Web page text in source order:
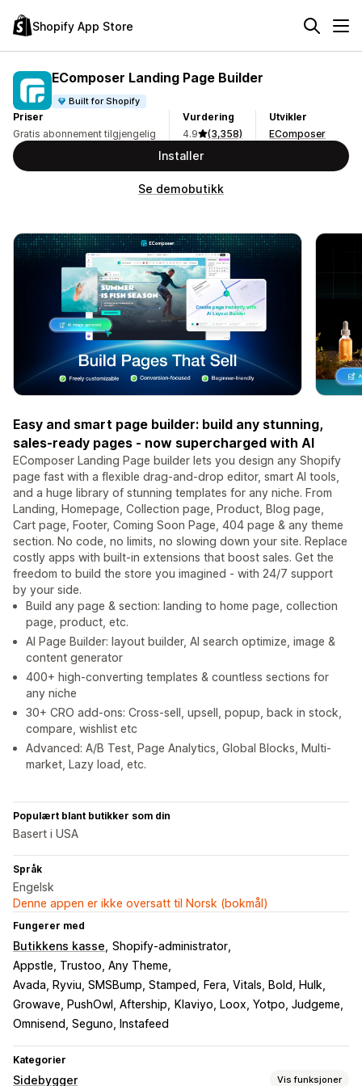
Shopify App Store
EComposer Landing Page Builder
Built for Shopify
Priser
Gratis abonnement tilgjengelig
Vurdering
4.9
(3,358)
Utvikler
EComposer
Installer
Se demobutikk
Easy and smart page builder: build any stunning,
sales-ready pages - now supercharged with AI
EComposer Landing Page builder lets you design any Shopify
page fast with a flexible drag-and-drop editor, smart AI tools,
and a huge library of stunning templates for any niche. From
Landing, Homepage, Collection page, Product, Blog page,
Cart page, Footer, Coming Soon Page, 404 page & any theme
section. No code, no limits, no slowing down your site. Replace
costly apps with built-in extensions that boost sales. Get the
freedom to build the store you imagined - with 24/7 support
by your side.
Build any page & section: landing to home page, collection
page, product, etc.
AI Page Builder: layout builder, AI search optimize, image &
content generator
400+ high-converting templates & countless sections for
any niche
30+ CRO add-ons: Cross-sell, upsell, popup, back in stock,
compare, wishlist etc
Advanced: A/B Test, Page Analytics, Global Blocks, Multi-
market, Lazy load, etc.
Populært blant butikker som din
Basert i USA
Språk
Engelsk
Denne appen er ikke oversatt til Norsk (bokmål)
Fungerer med
Butikkens kasse Shopify-administrator
Appstle, Trustoo, Any Theme
Avada, Ryviu, SMSBump, Stamped
Fera, Vitals, Bold, Hulk
Growave, PushOwl, Aftership
Klaviyo, Loox, Yotpo, Judgeme
Omnisend, Seguno, Instafeed
Kategorier
Sidebygger Vis funksjoner